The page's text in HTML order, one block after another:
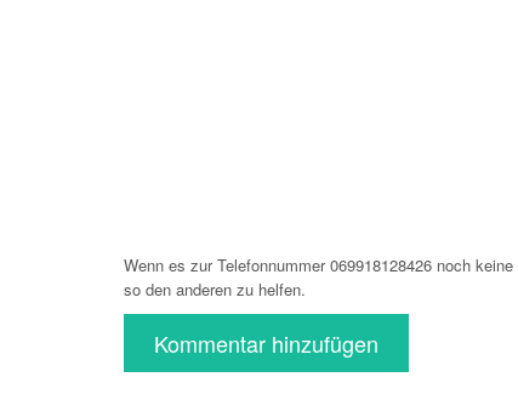
Wenn es zur Telefonnummer 069918128426 noch
so den anderen zu helfen.
Kommentar hinzufügen